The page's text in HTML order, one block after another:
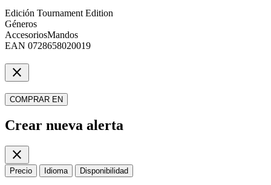
Edición Tournament Edition
Géneros
AccesoriosMandos
EAN 0728658020019
close
COMPRAR EN
Crear nueva alerta
close
Precio Idioma Disponibilidad